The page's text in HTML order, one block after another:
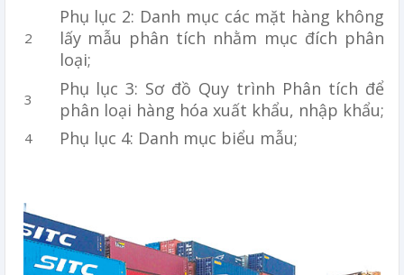
Phụ lục 2: Danh mục các mặt hàng không
lấy mẫu phân tích nhằm mục đích phân
loại;
Phụ lục 3: Sơ đồ Quy trình Phân tích để
phân loại hàng hóa xuất khẩu, nhập khẩu;
Phụ lục 4: Danh mục biểu mẫu;